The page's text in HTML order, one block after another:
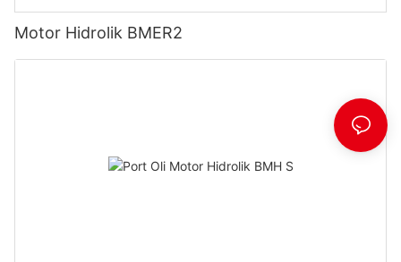
Motor Hidrolik BMER2